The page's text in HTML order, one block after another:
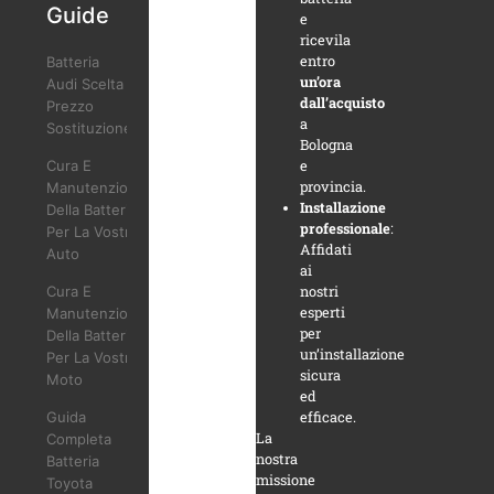
e
ricevila
entro
un’ora
dall’acquisto
a
Bologna
e
provincia.
Installazione
professionale:
Affidati
ai
nostri
esperti
per
un’installazione
sicura
ed
efficace.
La
nostra
missione
Guide
Batteria
Audi Scelta
Prezzo
Sostituzione
Cura E
Manutenzione
Della Batteria
Per La Vostra
Auto
Cura E
Manutenzione
Della Batteria
Per La Vostra
Moto
Guida
Completa
Batteria
Toyota